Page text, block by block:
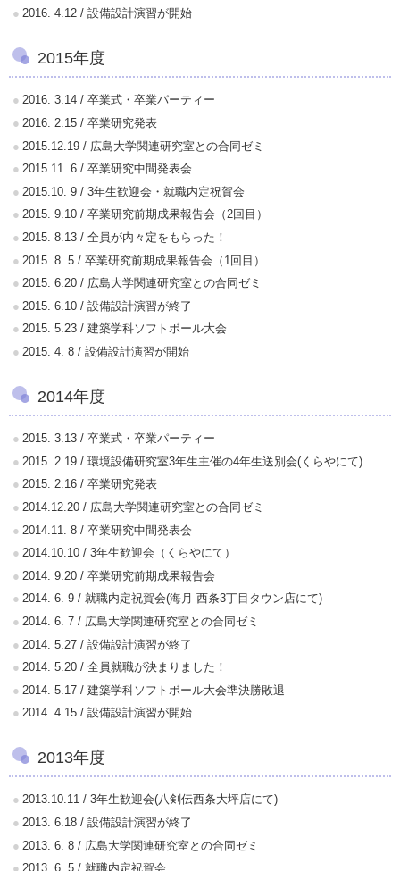
2016. 4.12 / 設備設計演習が開始
2015年度
2016. 3.14 / 卒業式・卒業パーティー
2016. 2.15 / 卒業研究発表
2015.12.19 / 広島大学関連研究室との合同ゼミ
2015.11. 6 / 卒業研究中間発表会
2015.10. 9 / 3年生歓迎会・就職内定祝賀会
2015. 9.10 / 卒業研究前期成果報告会（2回目）
2015. 8.13 / 全員が内々定をもらった！
2015. 8. 5 / 卒業研究前期成果報告会（1回目）
2015. 6.20 / 広島大学関連研究室との合同ゼミ
2015. 6.10 / 設備設計演習が終了
2015. 5.23 / 建築学科ソフトボール大会
2015. 4. 8 / 設備設計演習が開始
2014年度
2015. 3.13 / 卒業式・卒業パーティー
2015. 2.19 / 環境設備研究室3年生主催の4年生送別会(くらやにて)
2015. 2.16 / 卒業研究発表
2014.12.20 / 広島大学関連研究室との合同ゼミ
2014.11. 8 / 卒業研究中間発表会
2014.10.10 / 3年生歓迎会（くらやにて）
2014. 9.20 / 卒業研究前期成果報告会
2014. 6. 9 / 就職内定祝賀会(海月 西条3丁目タウン店にて)
2014. 6. 7 / 広島大学関連研究室との合同ゼミ
2014. 5.27 / 設備設計演習が終了
2014. 5.20 / 全員就職が決まりました！
2014. 5.17 / 建築学科ソフトボール大会準決勝敗退
2014. 4.15 / 設備設計演習が開始
2013年度
2013.10.11 / 3年生歓迎会(八剣伝西条大坪店にて)
2013. 6.18 / 設備設計演習が終了
2013. 6. 8 / 広島大学関連研究室との合同ゼミ
2013. 6. 5 / 就職内定祝賀会